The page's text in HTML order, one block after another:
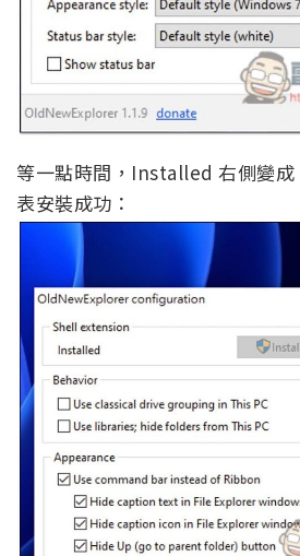
等一點時間，Installed 右側變
表安裝成功：